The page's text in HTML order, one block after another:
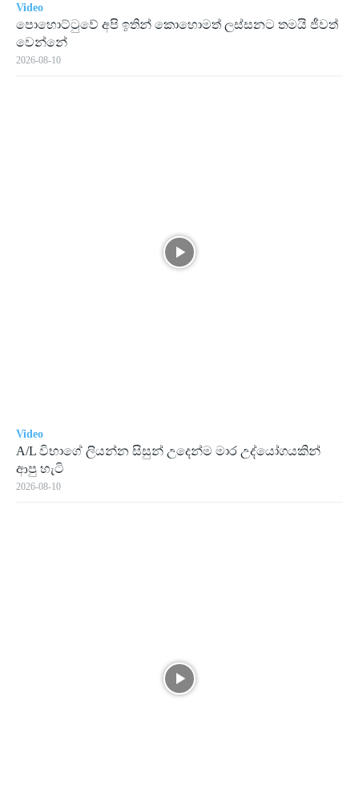
Video
පොහොට්ටුවේ අපි ඉතින් කොහොමත් ලස්සනට තමයි ජීවත්
වෙන්නේ
2026-08-10
Video
A/L විභාගේ ලියන්න සිසුන් උදෙන්ම මාර උද්යෝගයකින්
ආපු හැටි
2026-08-10